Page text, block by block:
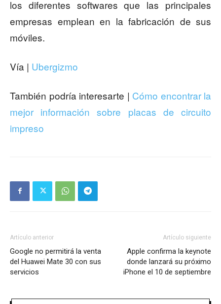
los diferentes softwares que las principales
empresas emplean en la fabricación de sus
móviles.
Vía | Ubergizmo
También podría interesarte | Cómo encontrar la
mejor información sobre placas de circuito
impreso
Artículo anterior
Google no permitirá la venta
del Huawei Mate 30 con sus
servicios
Artículo siguiente
Apple confirma la keynote
donde lanzará su próximo
iPhone el 10 de septiembre